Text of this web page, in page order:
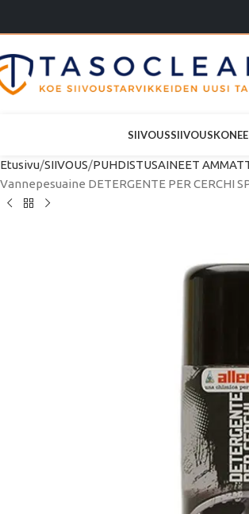
SIIVOUS
Etusivu SIIVOUS PUHDISTUSAINEET
Vannepesuaine DETERGENTE PER CERCHI